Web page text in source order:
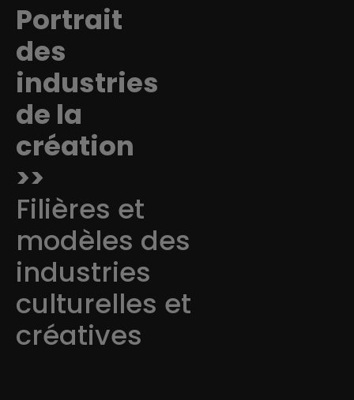
Portrait
des
industries
de la
création
>>
Filières et
modèles des
industries
culturelles et
créatives